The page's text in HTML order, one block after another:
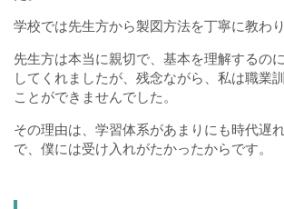
学校では先生方から製図方法を丁寧に教わり
先生方は本当に親切で、基本を理解するの
してくれましたが、残念ながら、私は職業
ことができませんでした。
その理由は、学習体系があまりにも時代遅
で、僕には受け入れがたかったからです。